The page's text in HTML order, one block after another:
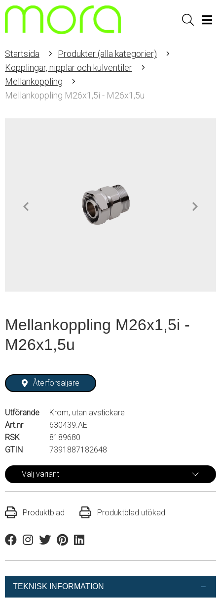
Sök
Startsida
Produkter (alla kategorier)
Kopplingar, nipplar och kulventiler
Mellankoppling
Mellankoppling M26x1,5i - M26x1,5u
Mellankoppling M26x1,5i -
M26x1,5u
Återförsäljare
Utförande
Krom, utan avstickare
Art.nr
630439.AE
RSK
8189680
GTIN
7391887182648
Välj variant
Produktblad Produktblad utökad
FacebookInstagram
TwitterPinterestLinkedin
TEKNISK INFORMATION